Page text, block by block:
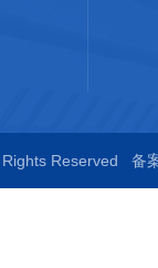
Rights Reserved 备